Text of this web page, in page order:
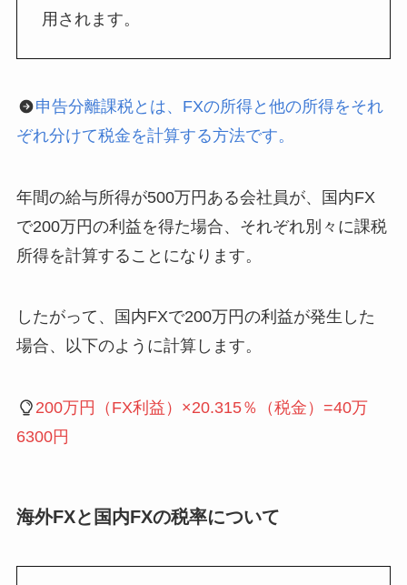
用されます。
申告分離課税とは、FXの所得と他の所得をそれ
ぞれ分けて税金を計算する方法です。
年間の給与所得が500万円ある会社員が、国内FX
で200万円の利益を得た場合、それぞれ別々に課税
所得を計算することになります。
したがって、国内FXで200万円の利益が発生した
場合、以下のように計算します。
200万円（FX利益）×20.315％（税金）=40万
6300円
海外FXと国内FXの税率について